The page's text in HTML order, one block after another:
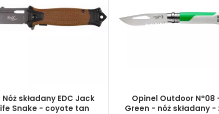
Nóż składany EDC Jack
Snake - coyote tan
Opinel Outdoor N°08
Green - nóż składany -